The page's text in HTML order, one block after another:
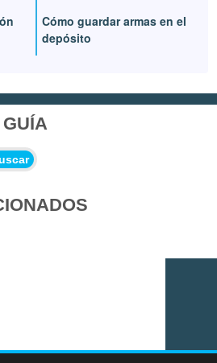
Cómo guardar armas en el
depósito